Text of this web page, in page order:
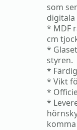
som
digitala
* MDF
cm
*
styren.
*
* Vikt
*
*